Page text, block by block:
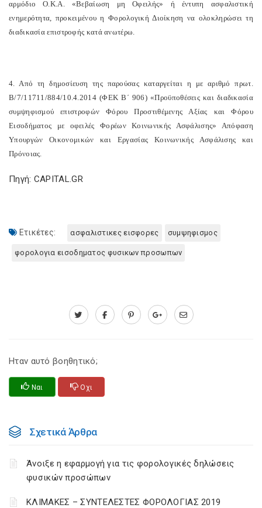
αρμόδιο Ο.Κ.Α. «Βεβαίωση μη Οφειλής» ή έντυπη ασφαλιστική
ενημερότητα, προκειμένου η Φορολογική Διοίκηση να ολοκληρώσει τη
διαδικασία επιστροφής κατά ανωτέρω.
4. Από τη δημοσίευση της παρούσας καταργείται η με αριθμό πρωτ.
Β/7/11711/884/10.4.2014 (ΦΕΚ Β΄ 906) «Προϋποθέσεις και διαδικασία
συμψηφισμού επιστροφών Φόρου Προστιθέμενης Αξίας και Φόρου
Εισοδήματος με οφειλές Φορέων Κοινωνικής Ασφάλισης» Απόφαση
Υπουργών Οικονομικών και Εργασίας Κοινωνικής Ασφάλισης και
Πρόνοιας.
Πηγή: CAPITAL.GR
Ετικέτες: ασφαλιστικες εισφορες συμψηφισμος
φορολογια εισοδηματος φυσικων προσωπων
Ηταν αυτό βοηθητικό;
Ναι Οχι
Σχετικά Άρθρα
Άνοιξε η εφαρμογή για τις φορολογικές δηλώσεις
φυσικών προσώπων
ΚΛΙΜΑΚΕΣ – ΣΥΝΤΕΛΕΣΤΕΣ ΦΟΡΟΛΟΓΙΑΣ 2019